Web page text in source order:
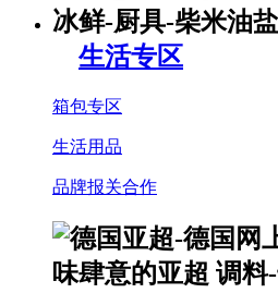
生活专区
箱包专区
生活用品
品牌报关合作